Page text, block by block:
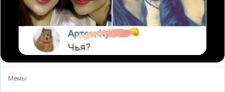
Мемы